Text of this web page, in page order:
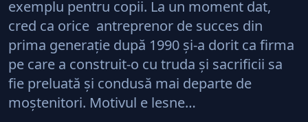
exemplu pentru copii. La un moment dat,
cred ca orice antreprenor de succes din
prima generaţie după 1990 şi-a dorit ca firma
pe care a construit-o cu truda şi sacrificii sa
fie preluată şi condusă mai departe de
moştenitori. Motivul e lesne…